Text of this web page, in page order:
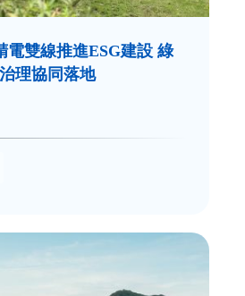
雙線推進ESG建設 綠
理協同落地